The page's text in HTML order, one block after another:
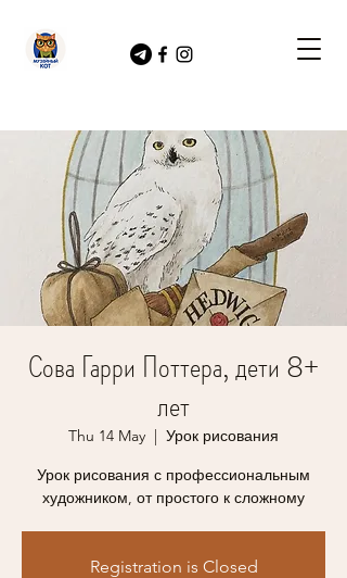
Сова Гарри Поттера, дети 8+
лет
Thu 14 May
  |
Урок рисования
Урок рисования с профессиональным
художником, от простого к сложному
Registration is Closed